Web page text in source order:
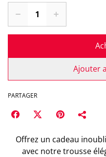
Ajouter
PARTAGER
Offrez un cadeau
avec notre trousse